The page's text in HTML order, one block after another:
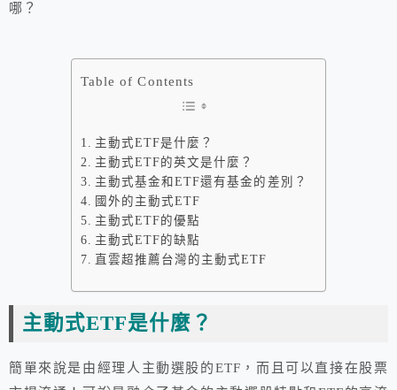
哪？
Table of Contents
主動式ETF是什麼？
主動式ETF的英文是什麼？
主動式基金和ETF還有基金的差別？
國外的主動式ETF
主動式ETF的優點
主動式ETF的缺點
直雲超推薦台灣的主動式ETF
主動式ETF是什麼？
簡單來說是由經理人主動選股的ETF，而且可以直接在股票